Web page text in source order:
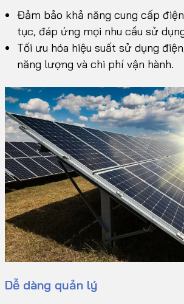
Đảm bảo khả năng cung cấp
tục, đáp ứng mọi nhu cầu sử
Tối ưu hóa hiệu suất sử dụng
năng lượng và chi phí vận hành.
Dễ dàng quản lý